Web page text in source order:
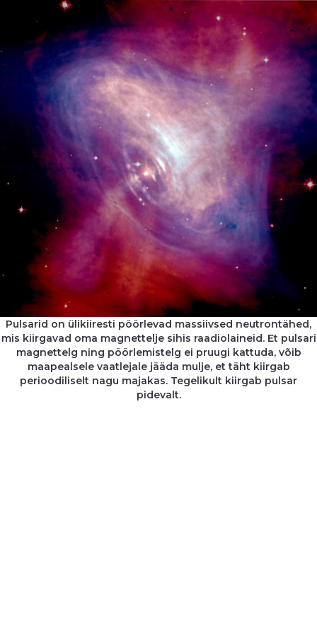
Pulsarid on ülikiiresti pöörlevad massiivsed neutrontähed,
mis kiirgavad oma magnettelje sihis raadiolaineid. Et pulsari
magnettelg ning pöörlemistelg ei pruugi kattuda, võib
maapealsele vaatlejale jääda mulje, et täht kiirgab
perioodiliselt nagu majakas. Tegelikult kiirgab pulsar
pidevalt.